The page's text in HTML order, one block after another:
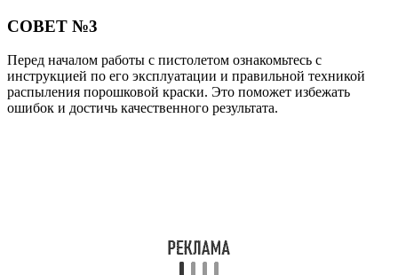
СОВЕТ №3
Перед началом работы с пистолетом ознакомьтесь с
инструкцией по его эксплуатации и правильной техникой
распыления порошковой краски. Это поможет избежать
ошибок и достичь качественного результата.